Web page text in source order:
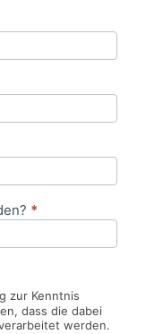
*
zur Kenntnis
dass die dabei
werden.